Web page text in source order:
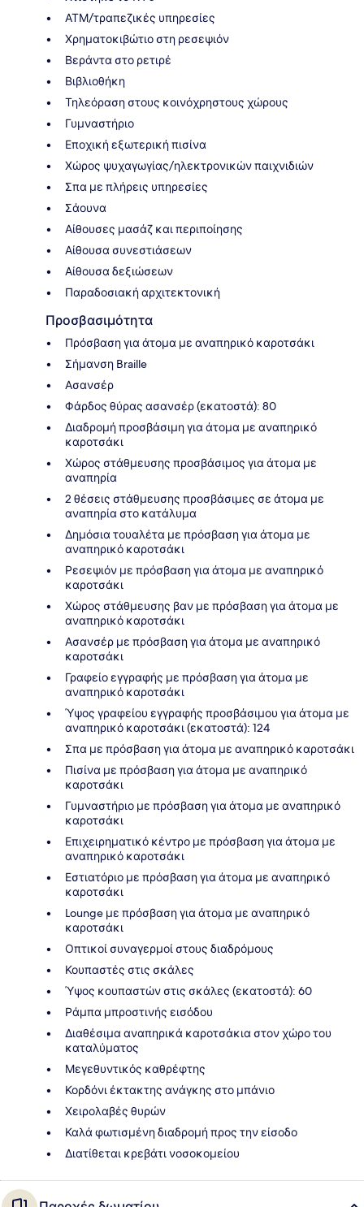
ΑΤΜ/τραπεζικές υπηρεσίες
Χρηματοκιβώτιο στη ρεσεψιόν
Βεράντα στο ρετιρέ
Βιβλιοθήκη
Τηλεόραση στους κοινόχρηστους χώρους
Γυμναστήριο
Εποχική εξωτερική πισίνα
Χώρος ψυχαγωγίας/ηλεκτρονικών παιχνιδιών
Σπα με πλήρεις υπηρεσίες
Σάουνα
Αίθουσες μασάζ και περιποίησης
Αίθουσα συνεστιάσεων
Αίθουσα δεξιώσεων
Παραδοσιακή αρχιτεκτονική
Προσβασιμότητα
Πρόσβαση για άτομα με αναπηρικό καροτσάκι
Σήμανση Braille
Ασανσέρ
Φάρδος θύρας ασανσέρ (εκατοστά): 80
Διαδρομή προσβάσιμη για άτομα με αναπηρικό
καροτσάκι
Χώρος στάθμευσης προσβάσιμος για άτομα με
αναπηρία
2 θέσεις στάθμευσης προσβάσιμες σε άτομα με
αναπηρία στο κατάλυμα
Δημόσια τουαλέτα με πρόσβαση για άτομα με
αναπηρικό καροτσάκι
Ρεσεψιόν με πρόσβαση για άτομα με αναπηρικό
καροτσάκι
Χώρος στάθμευσης βαν με πρόσβαση για άτομα με
αναπηρικό καροτσάκι
Ασανσέρ με πρόσβαση για άτομα με αναπηρικό
καροτσάκι
Γραφείο εγγραφής με πρόσβαση για άτομα με
αναπηρικό καροτσάκι
Ύψος γραφείου εγγραφής προσβάσιμου για άτομα με
αναπηρικό καροτσάκι (εκατοστά): 124
Σπα με πρόσβαση για άτομα με αναπηρικό καροτσάκι
Πισίνα με πρόσβαση για άτομα με αναπηρικό
καροτσάκι
Γυμναστήριο με πρόσβαση για άτομα με αναπηρικό
καροτσάκι
Επιχειρηματικό κέντρο με πρόσβαση για άτομα με
αναπηρικό καροτσάκι
Εστιατόριο με πρόσβαση για άτομα με αναπηρικό
καροτσάκι
Lounge με πρόσβαση για άτομα με αναπηρικό
καροτσάκι
Οπτικοί συναγερμοί στους διαδρόμους
Κουπαστές στις σκάλες
Ύψος κουπαστών στις σκάλες (εκατοστά): 60
Ράμπα μπροστινής εισόδου
Διαθέσιμα αναπηρικά καροτσάκια στον χώρο του
καταλύματος
Μεγεθυντικός καθρέφτης
Κορδόνι έκτακτης ανάγκης στο μπάνιο
Χειρολαβές θυρών
Καλά φωτισμένη διαδρομή προς την είσοδο
Διατίθεται κρεβάτι νοσοκομείου